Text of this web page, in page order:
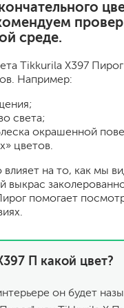
среде.
Tikkurila X397
Например:
света;
окрашенной
цветов.
влияет на то, как мы
выкрас
помогает
П какой цвет?
он будет